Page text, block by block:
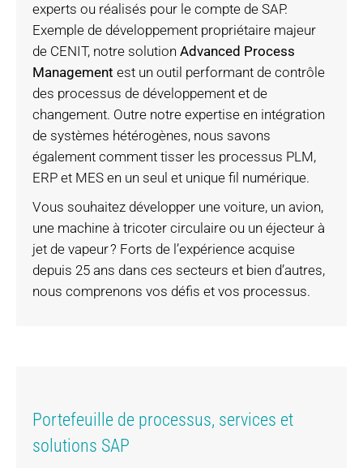
experts ou réalisés pour le compte de SAP.
Exemple de développement propriétaire majeur
de CENIT, notre solution Advanced Process
Management est un outil performant de contrôle
des processus de développement et de
changement. Outre notre expertise en intégration
de systèmes hétérogènes, nous savons
également comment tisser les processus PLM,
ERP et MES en un seul et unique fil numérique.
Vous souhaitez développer une voiture, un avion,
une machine à tricoter circulaire ou un éjecteur à
jet de vapeur ? Forts de l’expérience acquise
depuis 25 ans dans ces secteurs et bien d’autres,
nous comprenons vos défis et vos processus.
Portefeuille de processus, services et
solutions SAP